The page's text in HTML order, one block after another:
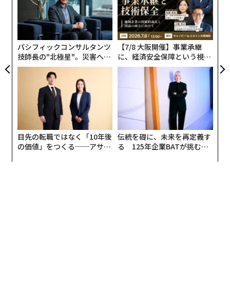
パシフィックコンサルタンツ
技師長の"北極星"。災害への
無力感を乗り越え見つけた、
防災一筋20年の答え
【7/8 大阪開催】事業承継
に、経済安全保障という視点
が加わるとき──経営者が問
われる新たな判断軸
目先の転職ではなく「10年後
の価値」をつくる──アサイ
伝統を礎に、未来を再定義す
る 125年企業BATが挑むス